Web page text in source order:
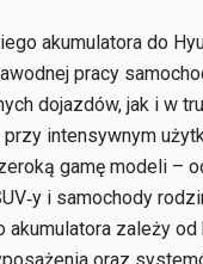
akumulatora do
pracy
dojazdów, jak i w
intensywnym
gamę modeli –
i samochody
akumulatora zależy od